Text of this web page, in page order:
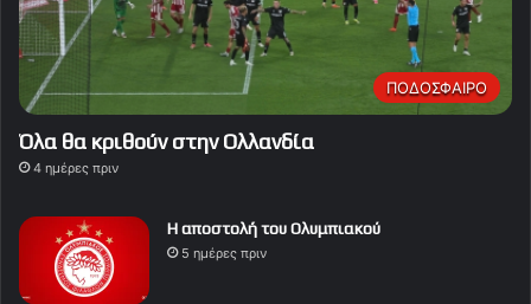
ΠΟΔΟΣΦΑΙΡΟ
Όλα θα κριθούν στην Ολλανδία
4 ημέρες πριν
Η αποστολή του Ολυμπιακού
5 ημέρες πριν